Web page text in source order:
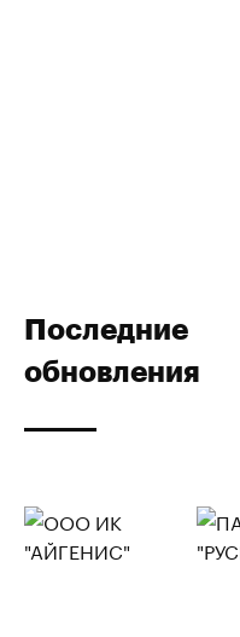
Последние
обновления